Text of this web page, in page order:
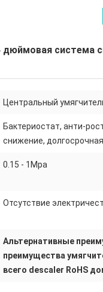
дюймовая система
Центральный
Бактериостат, анти-
снижение,
0.15 - 1Mpa
Отсутствие
Альтернативные
преимущества
всего descaler RoHS